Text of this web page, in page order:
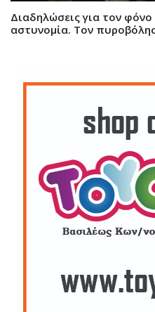
Διαδηλώσεις για τον
αστυνομία. Τον